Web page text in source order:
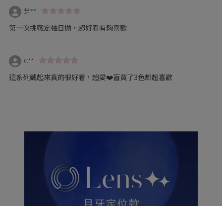
芽**
第一次挑戰定軸日拋，超好看有夠喜歡
C**
這系列戴起來真的很好看，超愛❤️盲買了3色都超喜歡